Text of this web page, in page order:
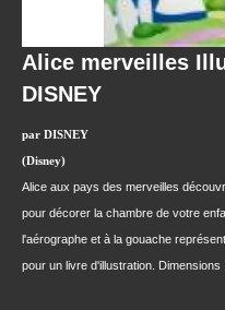
Alice merveilles
DISNEY
par DISNEY
(Disney)
Alice aux pays des merveilles
pour décorer la chambre de votre
l'aérographe et à la gouache
pour un livre d'illustration. Dimensions